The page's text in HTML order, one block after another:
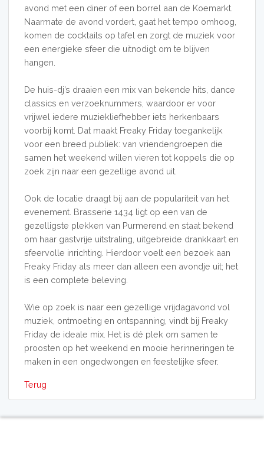
avond met een diner of een borrel aan de Koemarkt.
Naarmate de avond vordert, gaat het tempo omhoog,
komen de cocktails op tafel en zorgt de muziek voor
een energieke sfeer die uitnodigt om te blijven
hangen.
De huis-dj’s draaien een mix van bekende hits, dance
classics en verzoeknummers, waardoor er voor
vrijwel iedere muziekliefhebber iets herkenbaars
voorbij komt. Dat maakt Freaky Friday toegankelijk
voor een breed publiek: van vriendengroepen die
samen het weekend willen vieren tot koppels die op
zoek zijn naar een gezellige avond uit.
Ook de locatie draagt bij aan de populariteit van het
evenement. Brasserie 1434 ligt op een van de
gezelligste plekken van Purmerend en staat bekend
om haar gastvrije uitstraling, uitgebreide drankkaart en
sfeervolle inrichting. Hierdoor voelt een bezoek aan
Freaky Friday als meer dan alleen een avondje uit; het
is een complete beleving.
Wie op zoek is naar een gezellige vrijdagavond vol
muziek, ontmoeting en ontspanning, vindt bij Freaky
Friday de ideale mix. Het is dé plek om samen te
proosten op het weekend en mooie herinneringen te
maken in een ongedwongen en feestelijke sfeer.
Terug